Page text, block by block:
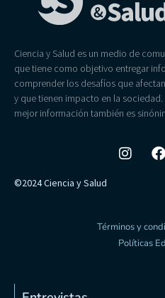
Ciencia y Salud es un medio de
que tiene como objetivo entregar
comprender los desafíos que
y que tienen impacto en la
mejor información también es
©2024 Ciencia y Salud
Términos y
Políticas